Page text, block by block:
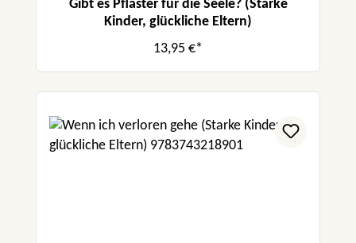
Gibt es Pflaster für die Seele? (Starke
Kinder, glückliche Eltern)
13,95 €*